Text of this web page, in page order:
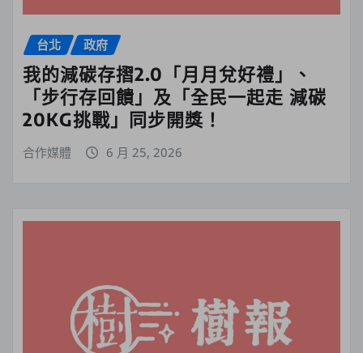
台北 政府
我的減碳存摺2.0「月月兌好禮」、
「步行存回饋」及「全民一起走 減碳
20KG挑戰」同步開獎！
合作媒體 6 月 25, 2026